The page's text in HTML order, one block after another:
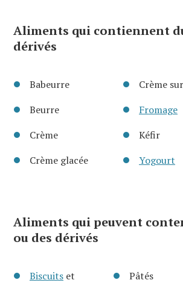
Aliments qui contiennent
dérivés
Babeurre
Beurre
Crème
Crème glacée
Crème
Fromage
Kéfir
Yogourt
Aliments qui peuvent
ou des dérivés
Biscuits et Pâtés